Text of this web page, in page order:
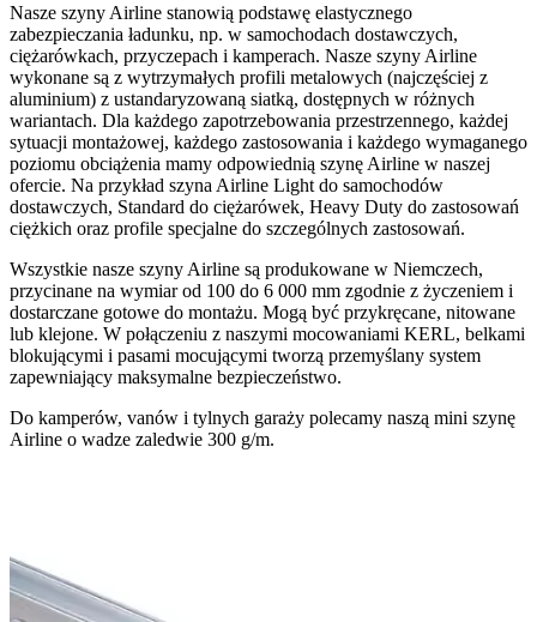
Nasze szyny Airline stanowią podstawę elastycznego
zabezpieczania ładunku, np. w samochodach dostawczych,
ciężarówkach, przyczepach i kamperach. Nasze szyny Airline
wykonane są z wytrzymałych profili metalowych (najczęściej z
aluminium) z ustandaryzowaną siatką, dostępnych w różnych
wariantach. Dla każdego zapotrzebowania przestrzennego, każdej
sytuacji montażowej, każdego zastosowania i każdego wymaganego
poziomu obciążenia mamy odpowiednią szynę Airline w naszej
ofercie. Na przykład szyna Airline Light do samochodów
dostawczych, Standard do ciężarówek, Heavy Duty do zastosowań
ciężkich oraz profile specjalne do szczególnych zastosowań.
Wszystkie nasze szyny Airline są produkowane w Niemczech,
przycinane na wymiar od 100 do 6 000 mm zgodnie z życzeniem i
dostarczane gotowe do montażu. Mogą być przykręcane, nitowane
lub klejone. W połączeniu z naszymi mocowaniami KERL, belkami
blokującymi i pasami mocującymi tworzą przemyślany system
zapewniający maksymalne bezpieczeństwo.
Do kamperów, vanów i tylnych garaży polecamy naszą mini szynę
Airline o wadze zaledwie 300 g/m.